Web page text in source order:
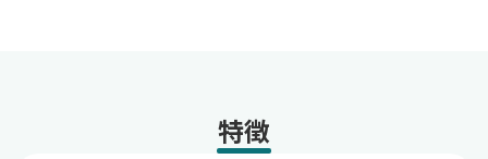
特徴